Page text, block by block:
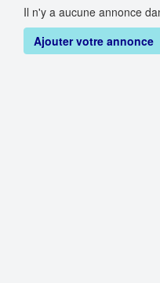
Il n'y a aucune annonce
Ajouter votre annonce